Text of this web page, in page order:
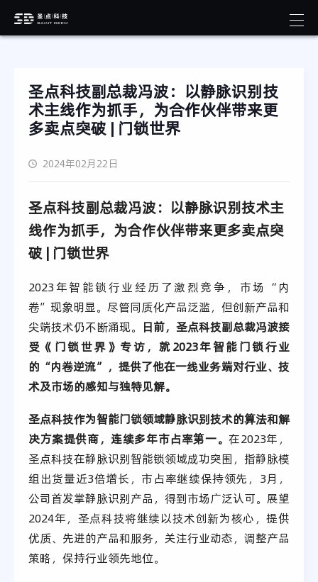
圣点科技副总裁冯波：以静脉识别技
术主线作为抓手，为合作伙伴带来更
多卖点突破 | 门锁世界
2024年02月22日
圣点科技副总裁冯波：以静脉识别技术主
线作为抓手，为合作伙伴带来更多卖点突
破 | 门锁世界
2023年智能锁行业经历了激烈竞争，市场“内
卷”现象明显。尽管同质化产品泛滥，但创新产品和
尖端技术仍不断涌现。 日前，圣点科技副总裁冯波接
受《门锁世界》专访，就2023年智能门锁行业
的“内卷逆流”，提供了他在一线业务端对行业、技
术及市场的感知与独特见解。
圣点科技作为智能门锁领域静脉识别技术的算法和解
决方案提供商，连续多年市占率第一。在2023年，
圣点科技在静脉识别智能锁领域成功突围，指静脉模
组出货量近3倍增长，市占率继续保持领先，3月，
公司首发掌静脉识别产品，得到市场广泛认可。展望
2024年，圣点科技将继续以技术创新为核心，提供
优质、先进的产品和服务，关注行业动态，调整产品
策略，保持行业领先地位。